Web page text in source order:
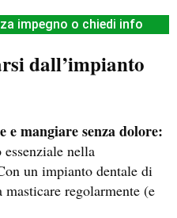
impegno o chiedi info
dall’impianto
mangiare senza dolore:
nella
un impianto dentale di
regolarmente (e